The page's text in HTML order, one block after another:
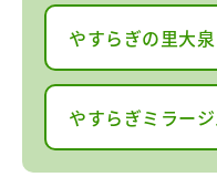
やすらぎの里大泉
やすらぎミラージ